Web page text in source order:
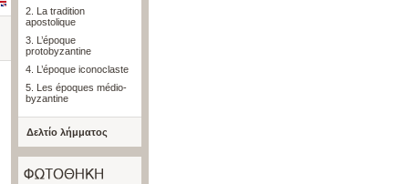
2. La tradition
apostolique
3. L’époque
protobyzantine
4. L’époque iconoclaste
5. Les époques médio-
byzantine
Δελτίο λήμματος